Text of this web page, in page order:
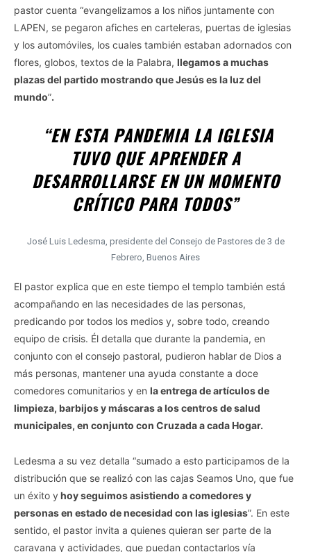
pastor cuenta “evangelizamos a los niños juntamente con
LAPEN, se pegaron afiches en carteleras, puertas de iglesias
y los automóviles, los cuales también estaban adornados con
flores, globos, textos de la Palabra, llegamos a muchas
plazas del partido mostrando que Jesús es la luz del
mundo”.
“EN ESTA PANDEMIA LA IGLESIA
TUVO QUE APRENDER A
DESARROLLARSE EN UN MOMENTO
CRÍTICO PARA TODOS”
José Luis Ledesma, presidente del Consejo de Pastores de 3 de
Febrero, Buenos Aires
El pastor explica que en este tiempo el templo también está
acompañando en las necesidades de las personas,
predicando por todos los medios y, sobre todo, creando
equipo de crisis. Él detalla que durante la pandemia, en
conjunto con el consejo pastoral, pudieron hablar de Dios a
más personas, mantener una ayuda constante a doce
comedores comunitarios y en la entrega de artículos de
limpieza, barbijos y máscaras a los centros de salud
municipales, en conjunto con Cruzada a cada Hogar.
Ledesma a su vez detalla “sumado a esto participamos de la
distribución que se realizó con las cajas Seamos Uno, que fue
un éxito y hoy seguimos asistiendo a comedores y
personas en estado de necesidad con las iglesias”. En este
sentido, el pastor invita a quienes quieran ser parte de la
caravana y actividades, que puedan contactarlos vía